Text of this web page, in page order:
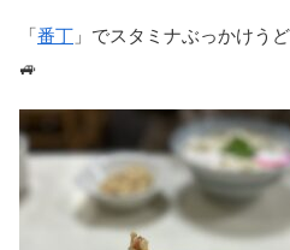
「番丁 」でスタミナぶっかけう
🚙